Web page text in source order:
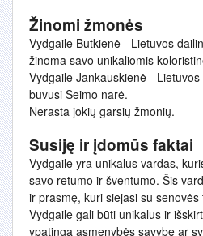
Žinomi žmonės
Vydgaile Butkienė - Lietuvos
žinoma savo unikaliomis
Vydgaile Jankauskienė -
buvusi Seimo narė.
Nerasta jokių garsių žmonių.
Susiję ir įdomūs faktai
Vydgaile yra unikalus vardas,
savo retumo ir šventumo. Šis
ir prasmę, kuri siejasi su
Vydgaile gali būti unikalus ir
ypatingą asmenybės savybę ar